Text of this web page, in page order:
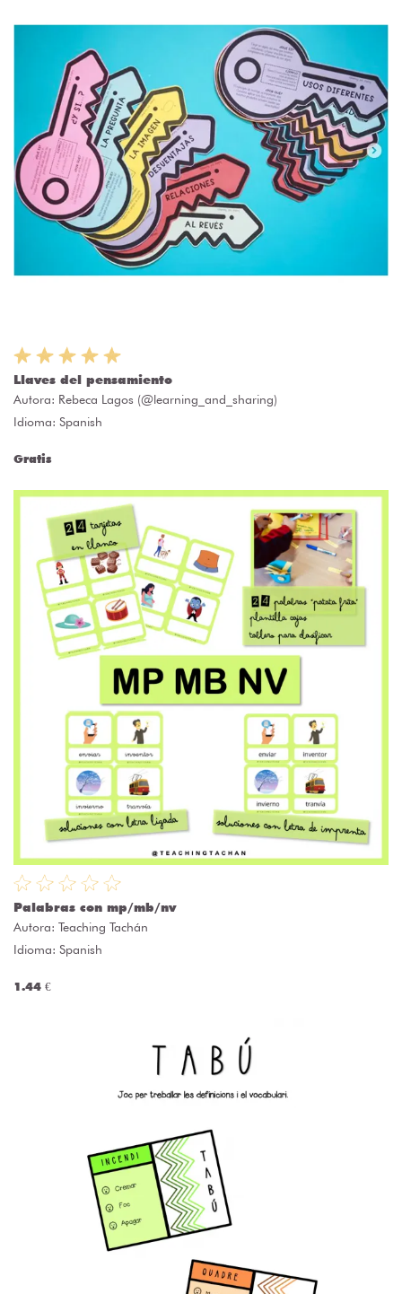
Llaves del pensamiento
Autora: Rebeca Lagos (@learning_and_sharing)
Idioma: Spanish
Gratis
Palabras con mp/mb/nv
Autora: Teaching Tachán
Idioma: Spanish
1.44 €